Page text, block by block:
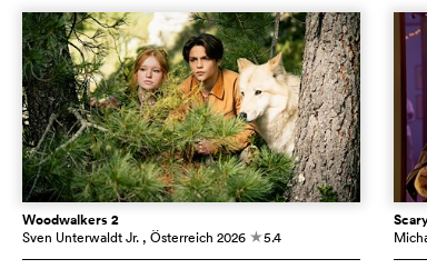
Woodwalkers 2
Sven Unterwaldt Jr. , Österreich 2026 c5.4